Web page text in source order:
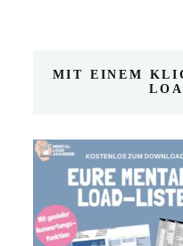
MIT EINEM